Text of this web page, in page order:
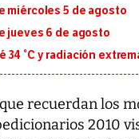
miércoles 5 de agosto
jueves 6 de agosto
34 °C y radiación
recuerdan los
2010